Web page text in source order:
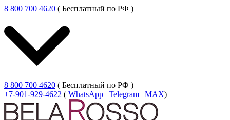
8 800 700 4620 ( Бесплатный по РФ )
8 800 700 4620 ( Бесплатный по РФ )
+7-901-929-4622 ( WhatsApp | Telegram | MAX)